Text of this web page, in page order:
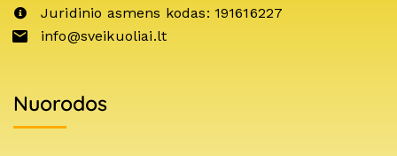
Juridinio asmens kodas: 191616227
info@sveikuoliai.lt
Nuorodos